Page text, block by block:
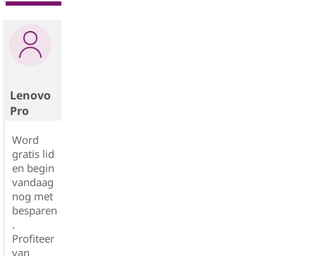
Lenovo
Pro
Word
gratis lid
en begin
vandaag
nog met
besparen
.
Profiteer
van